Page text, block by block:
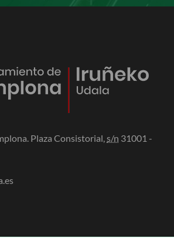
Plaza Consistorial,s/n 31001 -